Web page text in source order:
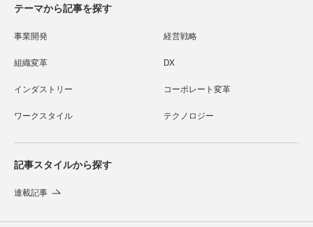
テーマから記事を探す
事業開発 経営戦略
組織変革 DX
インダストリー コーポレート変革
ワークスタイル テクノロジー
記事スタイルから探す
連載記事